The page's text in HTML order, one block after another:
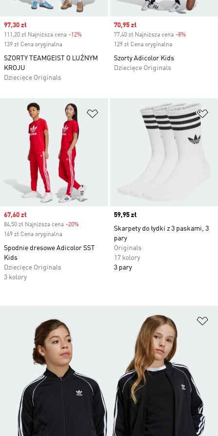
Sale price
97,30 zł
111,20 zł Najniższa cena -12%
139 zł Cena oryginalna
SZORTY TEAMGEIST O LUŹNYM
KROJU
Dziecięce Originals
Sale price
70,95 zł
77,40 zł Najniższa cena -8%
129 zł Cena oryginalna
Szorty Adicolor Kids
Dziecięce Originals
Dodaj do listy życzeń
Sale price
67,60 zł
84,50 zł Najniższa cena -20%
169 zł Cena oryginalna
Spodnie dresowe Adicolor SST
Kids
Dziecięce Originals
3 kolory
Price
59,95 zł
Skarpety do łydki z 3 paskami, 3
pary
Originals
17 kolory
3 pary